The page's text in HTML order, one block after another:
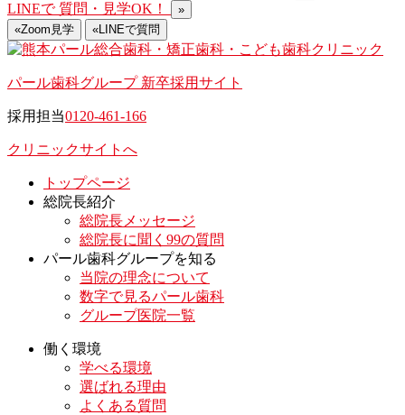
LINEで 質問・見学OK！
»
«Zoom見学 «LINEで質問
パール歯科グループ 新卒採用サイト
採用担当0120-461-166
クリニックサイトへ
トップページ
総院長紹介
総院長メッセージ
総院長に聞く99の質問
パール歯科グループを知る
当院の理念について
数字で見るパール歯科
グループ医院一覧
働く環境
学べる環境
選ばれる理由
よくある質問